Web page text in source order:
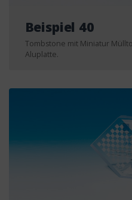
Beispiel 40
Tombstone mit Miniatur
Aluplatte.